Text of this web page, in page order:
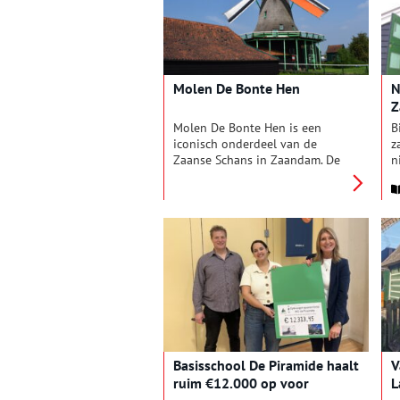
Cornelis is geweest voor de
economische ontwikkeling van
ons land.
Molen De Bonte Hen
Molen De Bonte Hen is een
iconisch onderdeel van de
Zaanse Schans in Zaandam. De
oevers van de Zaan.
Oorspronkelijk gebouwd in de
zeventiende eeuw, onderging de
molen verval, restauratie en
wederopbouw. Tegenwoordig
draait hij weer en produceert
hij lijnolie op traditionele wijze.
Basisschool De Piramide haalt
ruim €12.000 op voor